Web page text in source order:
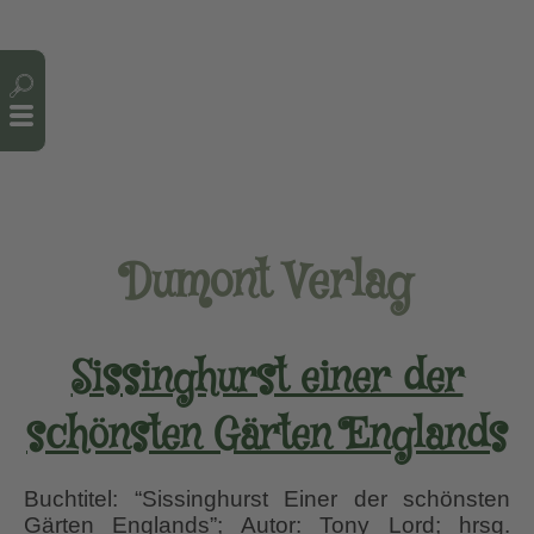
Dumont Verlag
Sissinghurst einer der
schönsten Gärten Englands
Buchtitel: “Sissinghurst Einer der schönsten
Gärten Englands”; Autor: Tony Lord; hrsg.